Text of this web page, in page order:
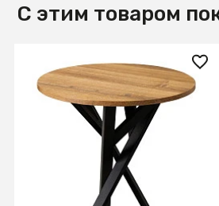
С этим товаром
2 000 ₽
Стол журнальный Flora R
Шерман коньяк